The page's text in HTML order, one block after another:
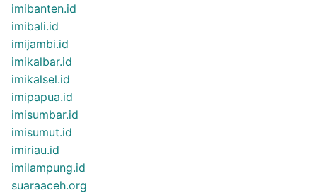
imibanten.id
imibali.id
imijambi.id
imikalbar.id
imikalsel.id
imipapua.id
imisumbar.id
imisumut.id
imiriau.id
imilampung.id
suaraaceh.org